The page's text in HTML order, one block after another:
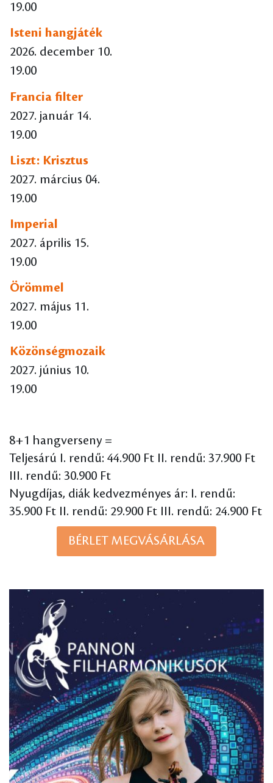
19.00
Isteni hangjáték
2026. december 10.
19.00
Francia filter
2027. január 14.
19.00
Liszt: Krisztus
2027. március 04.
19.00
Imperial
2027. április 15.
19.00
Örömmel
2027. május 11.
19.00
Közönségmozaik
2027. június 10.
19.00
8+1 hangverseny =
Teljesárú I. rendű: 44.900 Ft II. rendű: 37.900 Ft
III. rendű: 30.900 Ft
Nyugdíjas, diák kedvezményes ár: I. rendű:
35.900 Ft II. rendű: 29.900 Ft III. rendű: 24.900 Ft
BÉRLET MEGVÁSÁRLÁSA